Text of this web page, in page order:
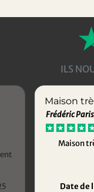
ILS
Maison
Frédéric Paris
Maison
Date de